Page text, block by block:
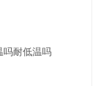
吗耐低温吗